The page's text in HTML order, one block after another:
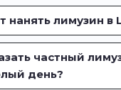
нанять лимузин в
частный
день?